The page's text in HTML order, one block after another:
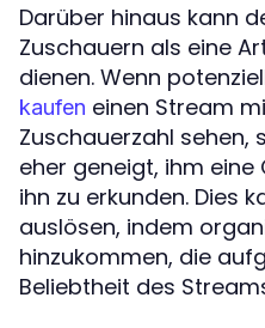
Darüber hinaus kann
Zuschauern als eine
dienen. Wenn
kaufen einen Stream
Zuschauerzahl sehen,
eher geneigt, ihm
ihn zu erkunden. Dies
auslösen, indem
hinzukommen, die
Beliebtheit des